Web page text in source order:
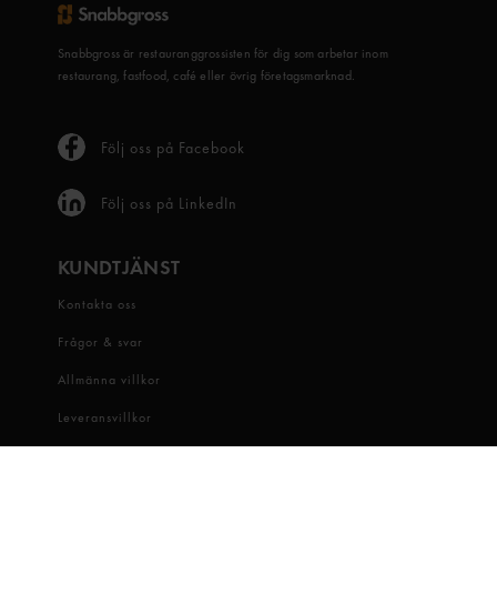
Snabbgross är restauranggrossisten för dig som arbetar inom
restaurang, fastfood, café eller övrig företagsmarknad.
Följ oss på Facebook
Följ oss på LinkedIn
KUNDTJÄNST
Kontakta oss
Frågor & svar
Allmänna villkor
Leveransvillkor